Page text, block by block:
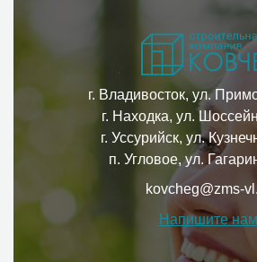
г. Владивосток, ул.
г. Находка, ул.
г. Уссурийск, ул.
п. Угловое, ул.
kovcheg@zms-
Напишите нам